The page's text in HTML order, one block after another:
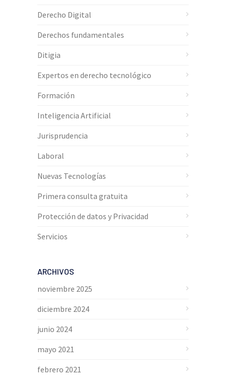
Derecho Digital
Derechos fundamentales
Ditigia
Expertos en derecho tecnológico
Formación
Inteligencia Artificial
Jurisprudencia
Laboral
Nuevas Tecnologías
Primera consulta gratuita
Protección de datos y Privacidad
Servicios
ARCHIVOS
noviembre 2025
diciembre 2024
junio 2024
mayo 2021
febrero 2021